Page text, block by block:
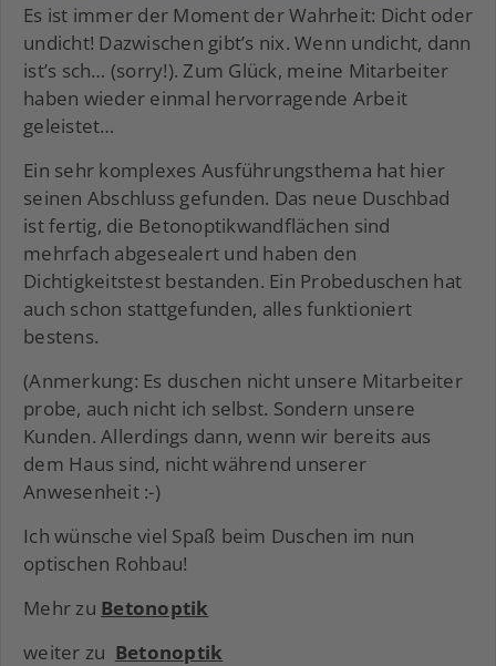
Es ist immer der Moment der Wahrheit: Dicht oder
undicht! Dazwischen gibt’s nix. Wenn undicht, dann
ist’s sch… (sorry!). Zum Glück, meine Mitarbeiter
haben wieder einmal hervorragende Arbeit
geleistet…
Ein sehr komplexes Ausführungsthema hat hier
seinen Abschluss gefunden. Das neue Duschbad
ist fertig, die Betonoptikwandflächen sind
mehrfach abgesealert und haben den
Dichtigkeitstest bestanden. Ein Probeduschen hat
auch schon stattgefunden, alles funktioniert
bestens.
(Anmerkung: Es duschen nicht unsere Mitarbeiter
probe, auch nicht ich selbst. Sondern unsere
Kunden. Allerdings dann, wenn wir bereits aus
dem Haus sind, nicht während unserer
Anwesenheit :-)
Ich wünsche viel Spaß beim Duschen im nun
optischen Rohbau!
Mehr zu Betonoptik
weiter zu Betonoptik